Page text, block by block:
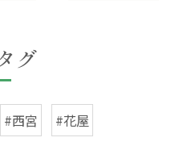
グ
#西宮 #花屋